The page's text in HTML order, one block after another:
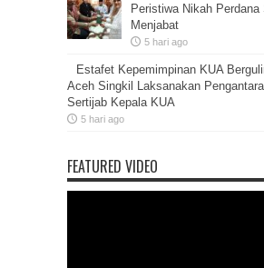
Peristiwa Nikah Perdana
Menjabat
5 hari ago
Estafet Kepemimpinan KUA
Aceh Singkil Laksanakan
Sertijab Kepala KUA
5 hari ago
FEATURED VIDEO